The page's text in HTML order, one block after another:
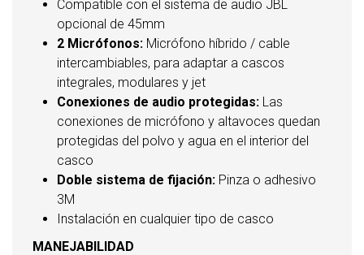
Compatible con el sistema de audio JBL
opcional de 45mm
2 Micrófonos: Micrófono híbrido / cable
intercambiables, para adaptar a cascos
integrales, modulares y jet
Conexiones de audio protegidas: Las
conexiones de micrófono y altavoces quedan
protegidas del polvo y agua en el interior del
casco
Doble sistema de fijación: Pinza o adhesivo
3M
Instalación en cualquier tipo de casco
MANEJABILIDAD